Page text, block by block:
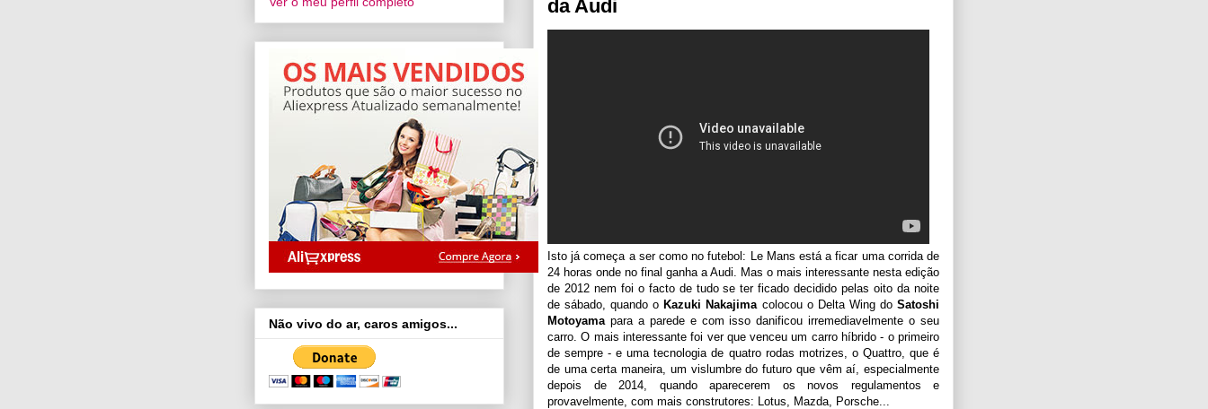
da Audi
Isto já começa a ser como no futebol: Le Mans está a ficar uma corrida de
24 horas onde no final ganha a Audi. Mas o mais interessante nesta edição
de 2012 nem foi o facto de tudo se ter ficado decidido pelas oito da noite
de sábado, quando o Kazuki Nakajimacolocou o Delta Wing doSatoshi
Motoyamapara a parede e com isso danificou irremediavelmente o seu
carro. O mais interessante foi ver que venceu um carro híbrido - o primeiro
de sempre - e uma tecnologia de quatro rodas motrizes, o Quattro, que é
de uma certa maneira, um vislumbre do futuro que vêm aí, especialmente
depois de 2014, quando aparecerem os novos regulamentos e
provavelmente, com mais construtores: Lotus, Mazda, Porsche...
Não vivo do ar, caros amigos...